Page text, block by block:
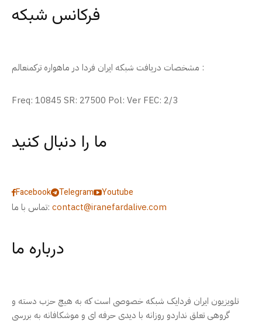
فرکانس شبکه
مشخصات دریافت شبکه ایران فردا در ماهواره ترکمنعالم :
Freq: 10845 SR: 27500 Pol: Ver FEC: 2/3
ما را دنبال کنید
Facebook Telegram
Youtube
تماس با ما: contact@iranefardalive.com
درباره ما
تلویزیون ایران فردایک شبکه خصوصی است که به هیچ حزب دسته و
گروهی تعلق نداردو روزانه با دیدی حرفه ای و موشکافانه به بررسی